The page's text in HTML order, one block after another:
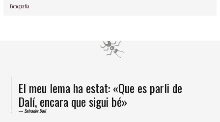
Fotografia
El meu lema ha estat: «Que es parli de
Dalí, encara que sigui bé»
Salvador Dalí